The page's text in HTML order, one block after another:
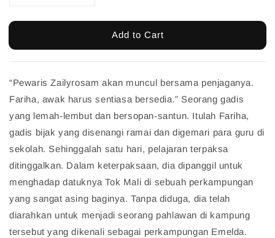
Add to Cart
“Pewaris Zailyrosam akan muncul bersama penjaganya.
Fariha, awak harus sentiasa bersedia.” Seorang gadis
yang lemah-lembut dan bersopan-santun. Itulah Fariha,
gadis bijak yang disenangi ramai dan digemari para guru di
sekolah. Sehinggalah satu hari, pelajaran terpaksa
ditinggalkan. Dalam keterpaksaan, dia dipanggil untuk
menghadap datuknya Tok Mali di sebuah perkampungan
yang sangat asing baginya. Tanpa diduga, dia telah
diarahkan untuk menjadi seorang pahlawan di kampung
tersebut yang dikenali sebagai perkampungan Emelda.